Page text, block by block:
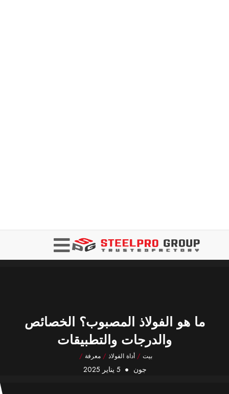
ما هو الفولاذ المصبوب؟ الخصائص
والدرجات والتطبيقات
بيت /أداة الفولاذ /معرفة /
جون 5 يناير 2025